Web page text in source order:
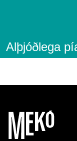
Alþjóðlega